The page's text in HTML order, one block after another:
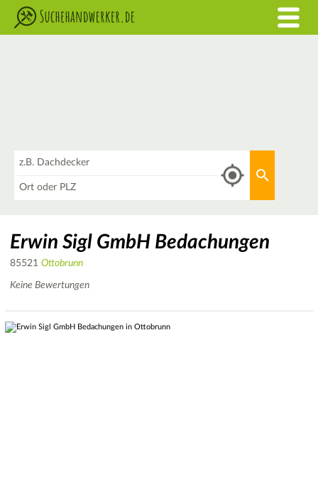
Erwin Sigl GmbH Bedachungen
85521 Ottobrunn
Keine Bewertungen